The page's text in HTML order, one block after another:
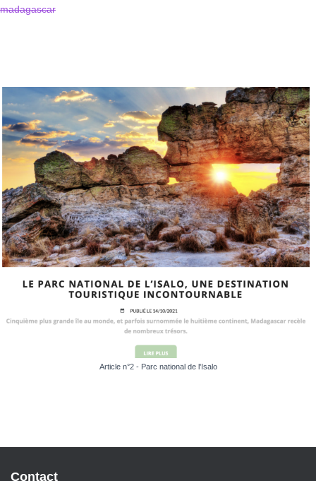
madagascar
Article n°2 - Parc national de l'Isalo
Contact